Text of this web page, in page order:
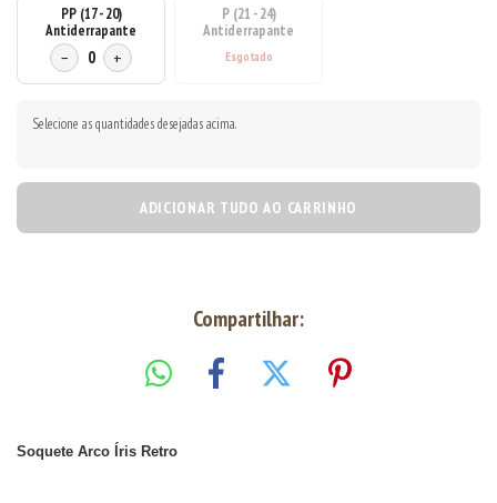
PP (17 - 20)
Antiderrapante
− 0 +
P (21 - 24)
Antiderrapante
Selecione as quantidades desejadas acima.
ADICIONAR TUDO AO CARRINHO
Compartilhar:
Soquete Arco Íris Retro